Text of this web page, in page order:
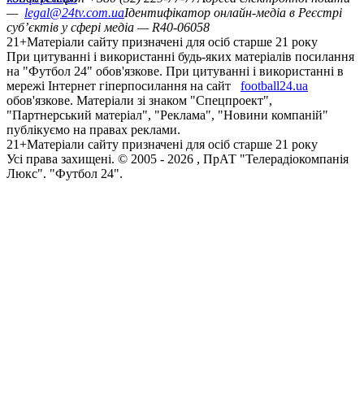
— legal@24tv.com.uaІдентифікатор онлайн-медіа в Реєстрі
суб’єктів у сфері медіа — R40-06058
21+Матеріали сайту призначені для осіб старше 21 року
При цитуванні і використанні будь-яких матеріалів посилання
на "Футбол 24" обов'язкове. При цитуванні і використанні в
мережі Інтернет гіперпосилання на сайт
football24.ua
обов'язкове. Матеріали зі знаком "Спецпроект",
"Партнерський матеріал", "Реклама", "Новини компаній"
публікуємо на правах реклами.
21+Матеріали сайту призначені для осіб старше 21 року
Усi права захищенi. © 2005 - 2026 , ПрАТ "Телерадіокомпанія
Люкс". "Футбол 24".